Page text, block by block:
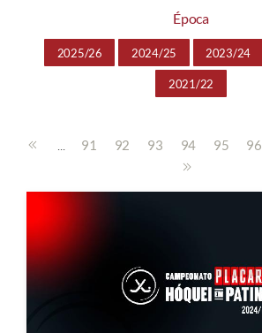
Época
2025/26 2024/25 2023/24
2021/22
... 91 92 93 94 95 96